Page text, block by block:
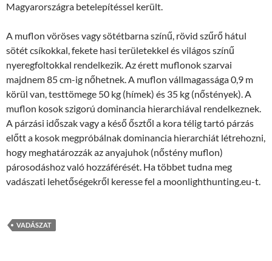
Magyarországra betelepítéssel került.
A muflon vöröses vagy sötétbarna színű, rövid szűrő hátul
sötét csíkokkal, fekete hasi területekkel és világos színű
nyeregfoltokkal rendelkezik. Az érett muflonok szarvai
majdnem 85 cm-ig nőhetnek. A muflon vállmagassága 0,9 m
körül van, testtömege 50 kg (hímek) és 35 kg (nőstények). A
muflon kosok szigorú dominancia hierarchiával rendelkeznek.
A párzási időszak vagy a késő ősztől a kora télig tartó párzás
előtt a kosok megpróbálnak dominancia hierarchiát létrehozni,
hogy meghatározzák az anyajuhok (nőstény muflon)
párosodáshoz való hozzáférését. Ha többet tudna meg
vadászati lehetőségekről keresse fel a moonlighthunting.eu-t.
VADÁSZAT